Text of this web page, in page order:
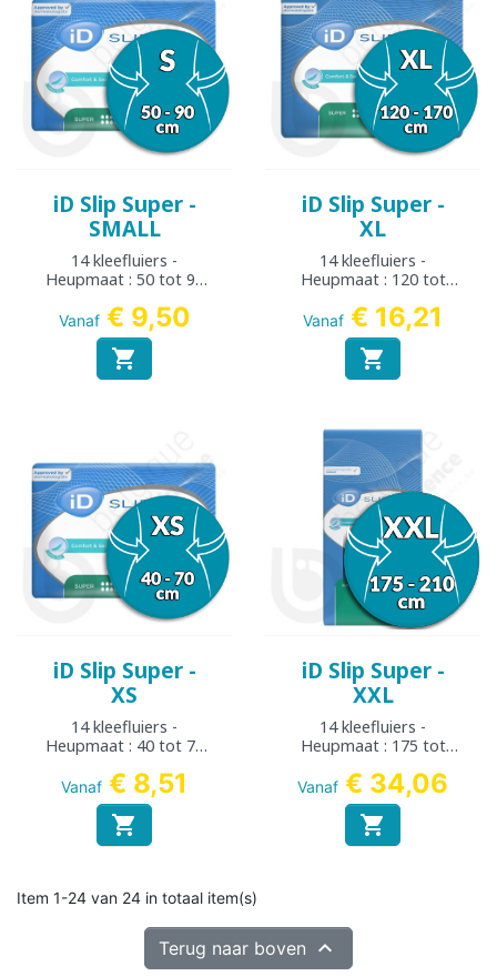
iD Slip Super -
SMALL
14 kleefluiers -
Heupmaat : 50 tot 90
Vanaf € 9,50

iD Slip Super -
XL
14 kleefluiers -
Heupmaat : 120 tot
Vanaf € 16,21

iD Slip Super -
XS
14 kleefluiers -
Heupmaat : 40 tot 70
Vanaf € 8,51

iD Slip Super -
XXL
14 kleefluiers -
Heupmaat : 175 tot
Vanaf € 34,06

Item 1-24 van 24 in totaal item(s)
Terug naar boven 